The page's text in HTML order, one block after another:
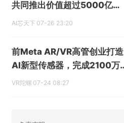
共同推出价值超过5000亿美
元的AI计划
AI芯天下 07-26 23:20
前Meta AR/VR高管创业打造
AI新型传感器，完成2100万
美元融资
VR陀螺 07-24 08:27